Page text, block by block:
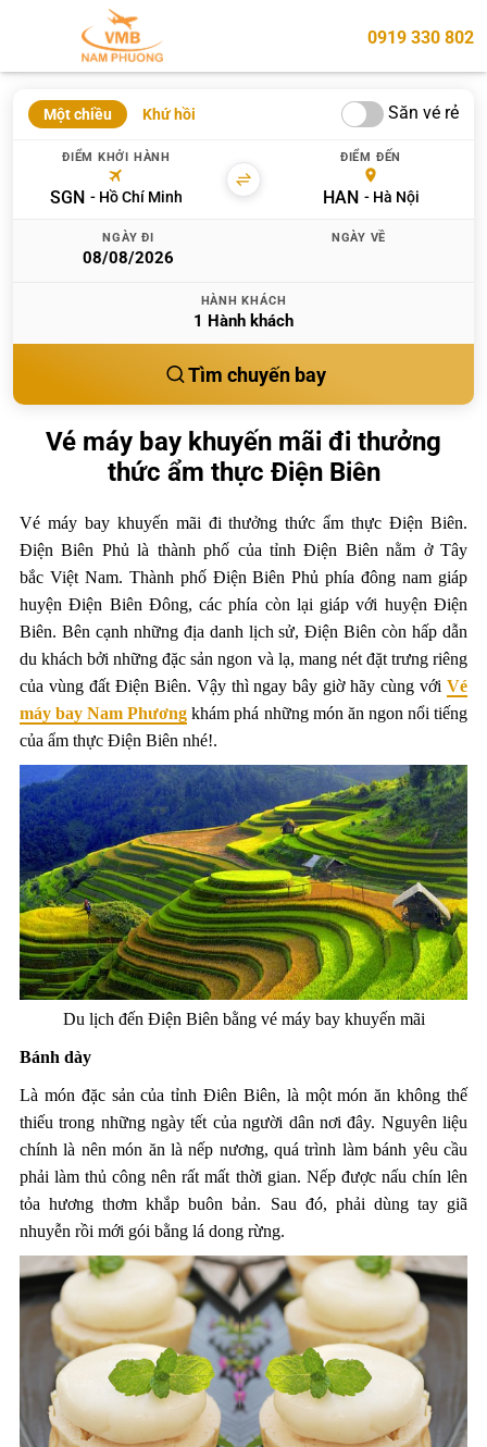
0919 330 802
Một chiều Khứ hồi Săn vé rẻ
ĐIỂM KHỞI HÀNH
SGN Hồ Chí Minh
ĐIỂM ĐẾN
HAN Hà Nội
NGÀY ĐI NGÀY VỀ
HÀNH KHÁCH
1 Hành khách
Tìm chuyến bay
Vé máy bay khuyến mãi đi thưởng
thức ẩm thực Điện Biên
Vé máy bay khuyến mãi đi thưởng thức ẩm thực Điện Biên.
Điện Biên Phủ là thành phố của tỉnh Điện Biên nằm ở Tây
bắc Việt Nam. Thành phố Điện Biên Phủ phía đông nam giáp
huyện Điện Biên Đông, các phía còn lại giáp với huyện Điện
Biên. Bên cạnh những địa danh lịch sử, Điện Biên còn hấp dẫn
du khách bởi những đặc sản ngon và lạ, mang nét đặt trưng riêng
của vùng đất Điện Biên. Vậy thì ngay bây giờ hãy cùng với Vé
máy bay Nam Phương khám phá những món ăn ngon nổi tiếng
của ẩm thực Điện Biên nhé!.
Du lịch đến Điện Biên bằng vé máy bay khuyến mãi
Bánh dày
Là món đặc sản của tỉnh Điên Biên, là một món ăn không thế
thiếu trong những ngày tết của người dân nơi đây. Nguyên liệu
chính là nên món ăn là nếp nương, quá trình làm bánh yêu cầu
phải làm thủ công nên rất mất thời gian. Nếp được nấu chín lên
tỏa hương thơm khắp buôn bản. Sau đó, phải dùng tay giã
nhuyễn rồi mới gói bằng lá dong rừng.